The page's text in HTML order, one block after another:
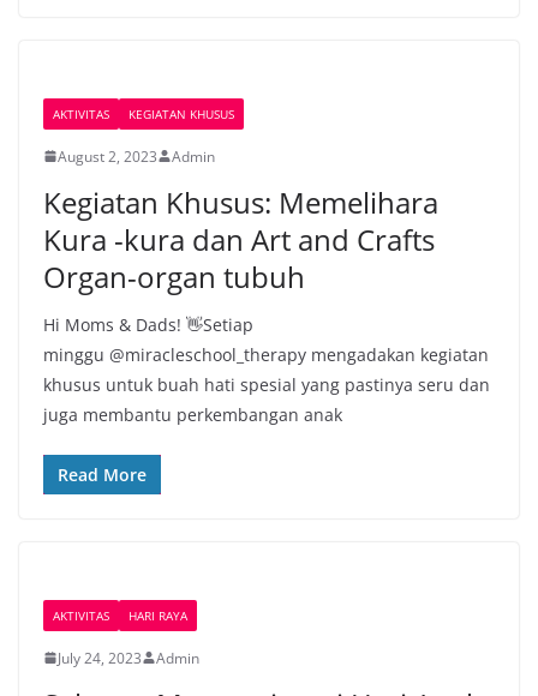
AKTIVITAS KEGIATAN KHUSUS
August 2, 2023 Admin
Kegiatan Khusus: Memelihara
Kura -kura dan Art and Crafts
Organ-organ tubuh
Hi Moms & Dads! 👋Setiap
minggu @miracleschool_therapy mengadakan kegiatan
khusus untuk buah hati spesial yang pastinya seru dan
juga membantu perkembangan anak
Read More
AKTIVITAS HARI RAYA
July 24, 2023 Admin